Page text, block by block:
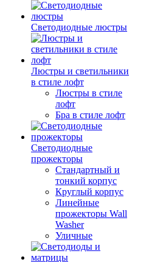
Светодиодные люстры
Люстры и светильники
в стиле лофт
Люстры в стиле
лофт
Бра в стиле лофт
Светодиодные
прожекторы
Стандартный и
тонкий корпус
Круглый корпус
Линейные
прожекторы Wall
Washer
Уличные